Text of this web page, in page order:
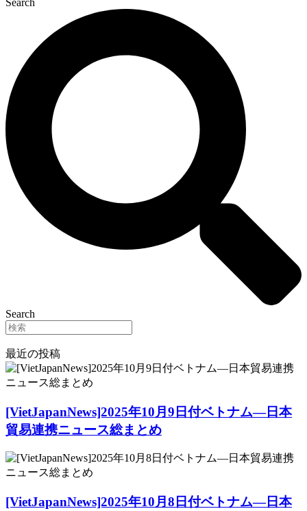
Search
最近の投稿
[VietJapanNews]2025年10月9日付ベトナム―日本
貿易連携ニュース総まとめ
[VietJapanNews]2025年10月8日付ベトナム―日本